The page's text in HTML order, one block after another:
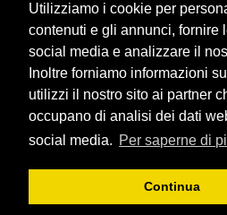
Utilizziamo i cookie per
contenuti e gli annunci, fornire
social media e analizzare il
Inoltre forniamo informazioni
utilizzi il nostro sito ai partner
occupano di analisi dei dati
social media. Per saperne di
Continua
3385262752
info@campionando.it
©
Back to top